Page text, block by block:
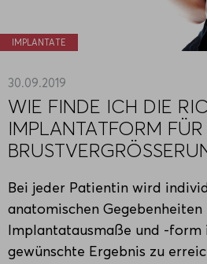
IMPLANTATE
30.09.2019
WIE FINDE ICH DIE
IMPLANTATFORM
Bei jeder Patientin wird
anatomischen
Implantatausmaße und -form
gewünschte Ergebnis zu